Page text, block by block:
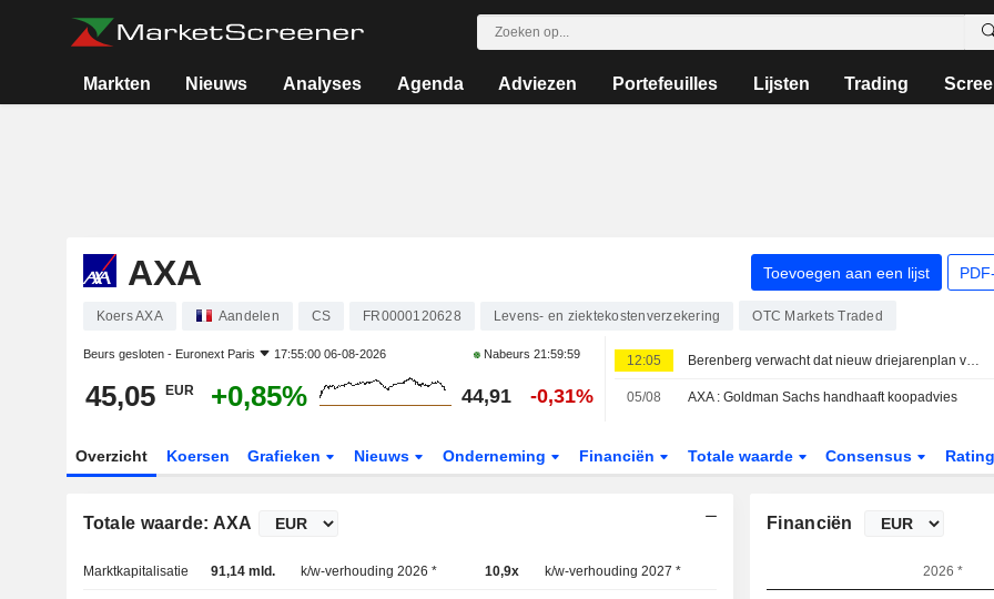
Markten Nieuws Analyses Agenda Adviezen Portefeuilles Lijsten Trading
AXA Toevoegen aan een lijst
Koers AXA Aandelen CS FR0000120628 Levens- en ziektekostenverzekering OTC Markets Traded
Beurs gesloten - Euronext Paris 17:55:00 06-08-2026 Nabeurs21:59:59
45,05 EUR +0,85% 44,91 -0,31%
12:05 Berenberg verwacht dat nieuw driejarenplan van AXA verhoogde winstdoelstelling zal bevatten
05/08 AXA : Goldman Sachs handhaaft koopadvies
Overzicht Koersen Grafieken Nieuws Onderneming Financiën Totale waarde Consensus
Totale waarde: AXA
Marktkapitalisatie 91,14 mld. k/w-verhouding 2026 * 10,9x k/w-verhouding 2027 *
Financiën
2026 *